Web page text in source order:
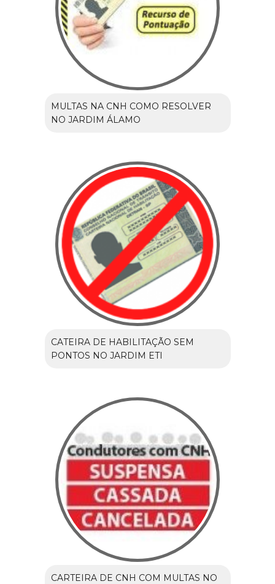
MULTAS NA CNH COMO RESOLVER
NO JARDIM ÁLAMO
CATEIRA DE HABILITAÇÃO SEM
PONTOS NO JARDIM ETI
CARTEIRA DE CNH COM MULTAS NO